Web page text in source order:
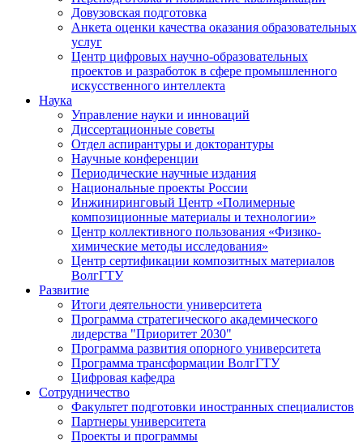
Довузовская подготовка
Анкета оценки качества оказания образовательных
услуг
Центр цифровых научно-образовательных
проектов и разработок в сфере промышленного
искусственного интеллекта
Наука
Управление науки и инноваций
Диссертационные советы
Отдел аспирантуры и докторантуры
Научные конференции
Периодические научные издания
Национальные проекты России
Инжиниринговый Центр «Полимерные
композиционные материалы и технологии»
Центр коллективного пользования «Физико-
химические методы исследования»
Центр сертификации композитных материалов
ВолгГТУ
Развитие
Итоги деятельности университета
Программа стратегического академического
лидерства "Приоритет 2030"
Программа развития опорного университета
Программа трансформации ВолгГТУ
Цифровая кафедра
Сотрудничество
Факультет подготовки иностранных специалистов
Партнеры университета
Проекты и программы